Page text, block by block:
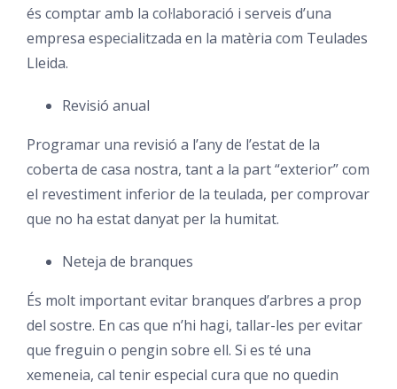
és comptar amb la col·laboració i serveis d’una
empresa especialitzada en la matèria com Teulades
Lleida.
Revisió anual
Programar una revisió a l’any de l’estat de la
coberta de casa nostra, tant a la part “exterior” com
el revestiment inferior de la teulada, per comprovar
que no ha estat danyat per la humitat.
Neteja de branques
És molt important evitar branques d’arbres a prop
del sostre. En cas que n’hi hagi, tallar-les per evitar
que freguin o pengin sobre ell. Si es té una
xemeneia, cal tenir especial cura que no quedin